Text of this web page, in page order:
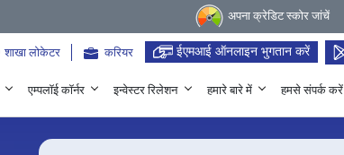
अपना क्रेडिट स्कोर जांचें
शाखा लोकेटर करियर ईएमआई ऑनलाइन भुगतान करें
एम्पलॉई कॉर्नर इन्वेस्टर रिलेशन हमारे बारे में हमसे संपर्क करें